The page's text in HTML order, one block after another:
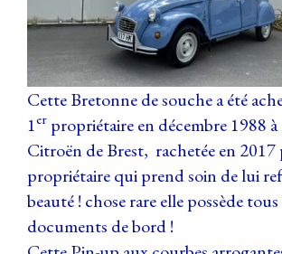
Cette Bretonne de souche a été
1er propriétaire en décembre 1988
Citroën de Brest, rachetée en 2017
propriétaire qui prend soin de lui
beauté ! chose rare elle possède tous
documents de bord !